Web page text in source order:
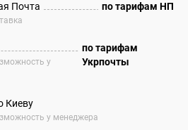
Почта по тарифам НП
у
по тарифам
Укрпочты
Киеву
у менеджера